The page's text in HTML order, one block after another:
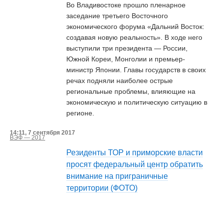
Во Владивостоке прошло пленарное
заседание третьего Восточного
экономического форума «Дальний Восток:
создавая новую реальность». В ходе него
выступили три президента — России,
Южной Кореи, Монголии и премьер-
министр Японии. Главы государств в своих
речах подняли наиболее острые
региональные проблемы, влияющие на
экономическую и политическую ситуацию в
регионе.
14:11, 7 сентября 2017
ВЭФ — 2017
Резиденты ТОР и приморские власти
просят федеральный центр обратить
внимание на приграничные
территории (ФОТО)